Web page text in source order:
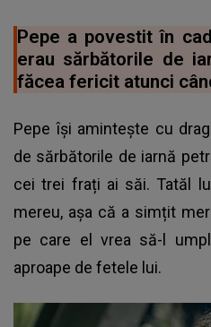
Pepe a povestit în
erau sărbătorile de
făcea fericit atunci
Pepe își amintește cu
de sărbătorile de iarnă
cei trei frați ai săi. Tatăl
mereu, așa că a simțit
pe care el vrea să-l
aproape de fetele lui.